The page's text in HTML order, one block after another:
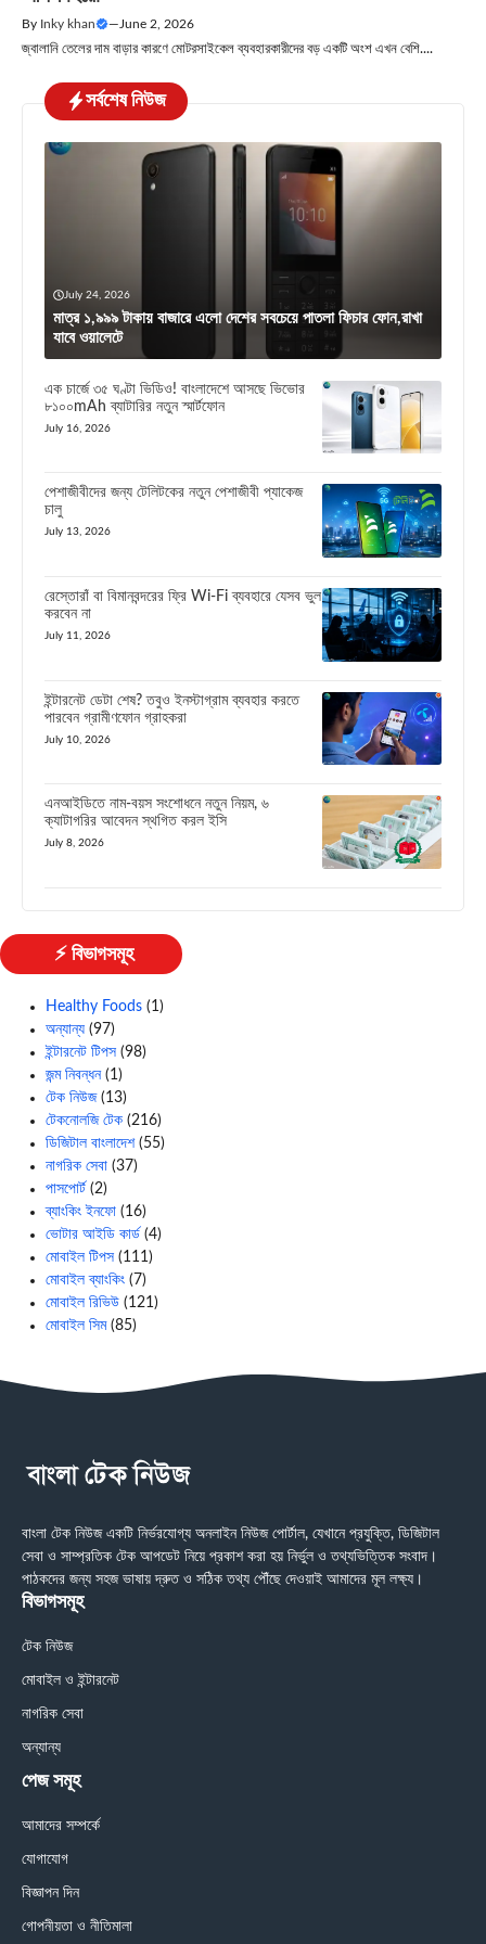
By Inky khan — June 2, 2026
জ্বালানি তেলের দাম বাড়ার কারণে মোটরসাইকেল ব্যবহারকারীদের বড় একটি অংশ এখন বেশি....
সর্বশেষ নিউজ
July 24, 2026
মাত্র ১,৯৯৯ টাকায় বাজারে এলো দেশের সবচেয়ে পাতলা ফিচার ফোন,রাখা
যাবে ওয়ালেটে
এক চার্জে ৩৫ ঘণ্টা ভিডিও! বাংলাদেশে আসছে ভিভোর
৮১০০mAh ব্যাটারির নতুন স্মার্টফোন
July 16, 2026
পেশাজীবীদের জন্য টেলিটকের নতুন পেশাজীবী প্যাকেজ
চালু
July 13, 2026
রেস্তোরাঁ বা বিমানবন্দরের ফ্রি Wi-Fi ব্যবহারে যেসব ভুল
করবেন না
July 11, 2026
ইন্টারনেট ডেটা শেষ? তবুও ইনস্টাগ্রাম ব্যবহার করতে
পারবেন গ্রামীণফোন গ্রাহকরা
July 10, 2026
এনআইডিতে নাম-বয়স সংশোধনে নতুন নিয়ম, ৬
ক্যাটাগরির আবেদন স্থগিত করল ইসি
July 8, 2026
⚡ বিভাগসমূহ
Healthy Foods (1)
অন্যান্য (97)
ইন্টারনেট টিপস (98)
জন্ম নিবন্ধন(1)
টেক নিউজ(13)
টেকনোলজি টেক (216)
ডিজিটাল বাংলাদেশ(55)
নাগরিক সেবা (37)
পাসপোর্ট (2)
ব্যাংকিং ইনফো (16)
ভোটার আইডি কার্ড (4)
মোবাইল টিপস (111)
মোবাইল ব্যাংকিং (7)
মোবাইল রিভিউ (121)
মোবাইল সিম(85)
বাংলা টেক নিউজ একটি নির্ভরযোগ্য অনলাইন নিউজ পোর্টাল, যেখানে প্রযুক্তি, ডিজিটাল
সেবা ও সাম্প্রতিক টেক আপডেট নিয়ে প্রকাশ করা হয় নির্ভুল ও তথ্যভিত্তিক সংবাদ।
পাঠকদের জন্য সহজ ভাষায় দ্রুত ও সঠিক তথ্য পৌঁছে দেওয়াই আমাদের মূল লক্ষ্য।
বিভাগসমূহ
টেক নিউজ
মোবাইল ও ইন্টারনেট
নাগরিক সেবা
অন্যান্য
পেজ সমূহ
আমাদের সম্পর্কে
যোগাযোগ
বিজ্ঞাপন দিন
গোপনীয়তা ও নীতিমালা